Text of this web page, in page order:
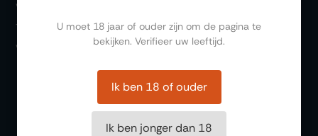
Wijn & Spijs
Thema events
Wijnproeverij
U moet 18 jaar of ouder zijn om de pagina te
bekijken. Verifieer uw leeftijd.
Ik ben 18 of ouder
Ik ben jonger dan 18